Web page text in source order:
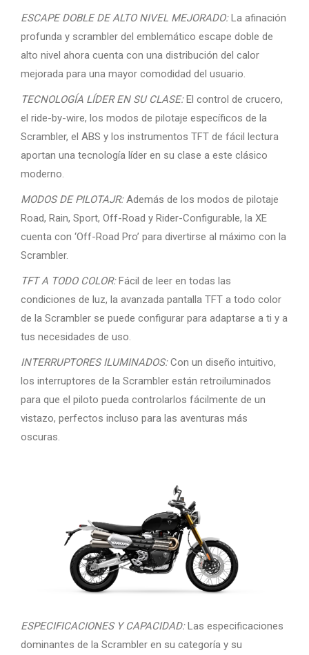
ESCAPE DOBLE DE ALTO NIVEL MEJORADO:La afinación
profunda y scrambler del emblemático escape doble de
alto nivel ahora cuenta con una distribución del calor
mejorada para una mayor comodidad del usuario.
TECNOLOGÍA LÍDER EN SU CLASE:El control de crucero,
el ride-by-wire, los modos de pilotaje específicos de la
Scrambler, el ABS y los instrumentos TFT de fácil lectura
aportan una tecnología líder en su clase a este clásico
moderno.
MODOS DE PILOTAJR:Además de los modos de pilotaje
Road, Rain, Sport, Off-Road y Rider-Configurable, la XE
cuenta con ‘Off-Road Pro’ para divertirse al máximo con la
Scrambler.
TFT A TODO COLOR:Fácil de leer en todas las
condiciones de luz, la avanzada pantalla TFT a todo color
de la Scrambler se puede configurar para adaptarse a ti y a
tus necesidades de uso.
INTERRUPTORES ILUMINADOS:Con un diseño intuitivo,
los interruptores de la Scrambler están retroiluminados
para que el piloto pueda controlarlos fácilmente de un
vistazo, perfectos incluso para las aventuras más
oscuras.
ESPECIFICACIONES Y CAPACIDAD:Las especificaciones
dominantes de la Scrambler en su categoría y su